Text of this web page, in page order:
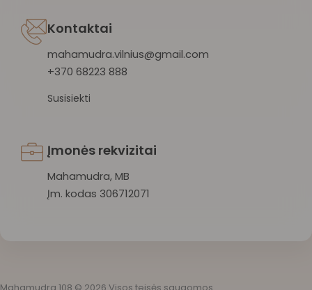
Kontaktai
mahamudra.vilnius@gmail.com
+370 68223 888
Susisiekti
Įmonės rekvizitai
Mahamudra, MB
Įm. kodas 306712071